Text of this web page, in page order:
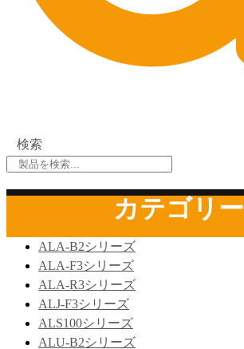
検索
カテゴリー
ALA-B2シリーズ
ALA-F3シリーズ
ALA-R3シリーズ
ALJ-F3シリーズ
ALS100シリーズ
ALU-B2シリーズ